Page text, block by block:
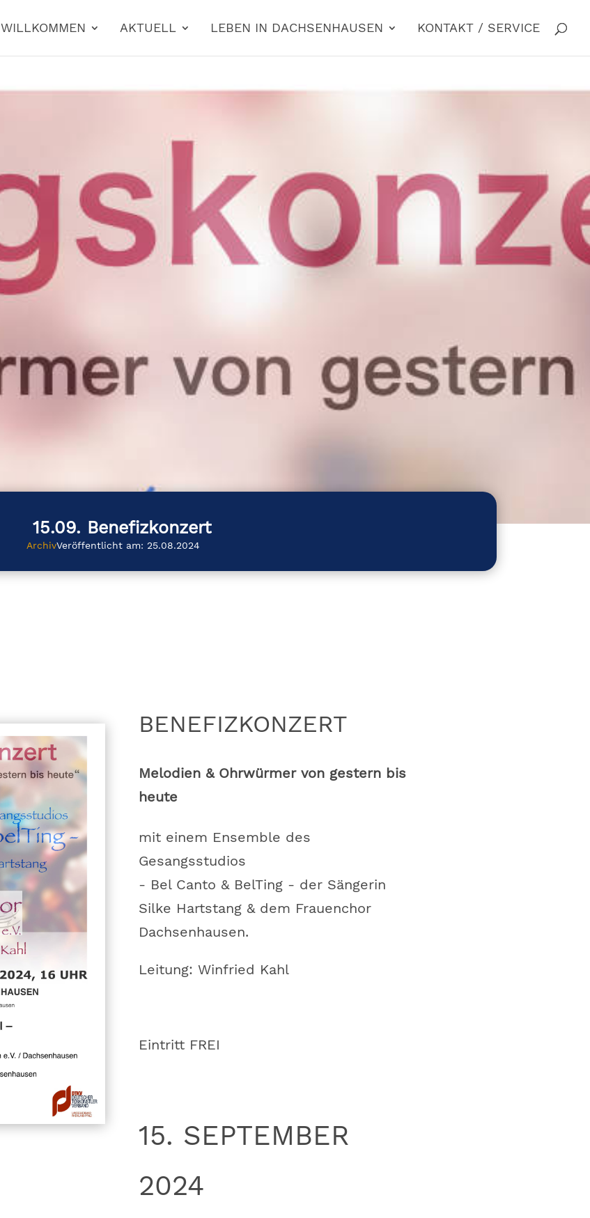
WILLKOMMEN AKTUELL LEBEN IN DACHSENHAUSEN KONTAKT / SERVICE
15.09. Benefizkonzert
ArchivVeröffentlicht am: 25.08.2024
BENEFIZKONZERT
Melodien & Ohrwürmer von gestern bis
heute
mit einem Ensemble des
Gesangsstudios
- Bel Canto & BelTing - der Sängerin
Silke Hartstang & dem Frauenchor
Dachsenhausen.
Leitung: Winfried Kahl
Eintritt FREI
15. SEPTEMBER
2024